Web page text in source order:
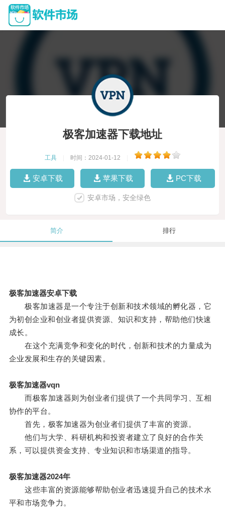
极客加速器下载地址
工具 时间：2024-01-12
安卓下载 苹果下载 PC下载
安卓市场，安全绿色
简介 排行
极客加速器安卓下载
极客加速器是一个专注于创新和技术领域的孵化器，它
为初创企业和创业者提供资源、知识和支持，帮助他们快速
成长。
在这个充满竞争和变化的时代，创新和技术的力量成为
企业发展和生存的关键因素。
极客加速器vqn
而极客加速器则为创业者们提供了一个共同学习、互相
协作的平台。
首先，极客加速器为创业者们提供了丰富的资源。
他们与大学、科研机构和投资者建立了良好的合作关
系，可以提供资金支持、专业知识和市场渠道的指导。
极客加速器2024年
这些丰富的资源能够帮助创业者迅速提升自己的技术水
平和市场竞争力。